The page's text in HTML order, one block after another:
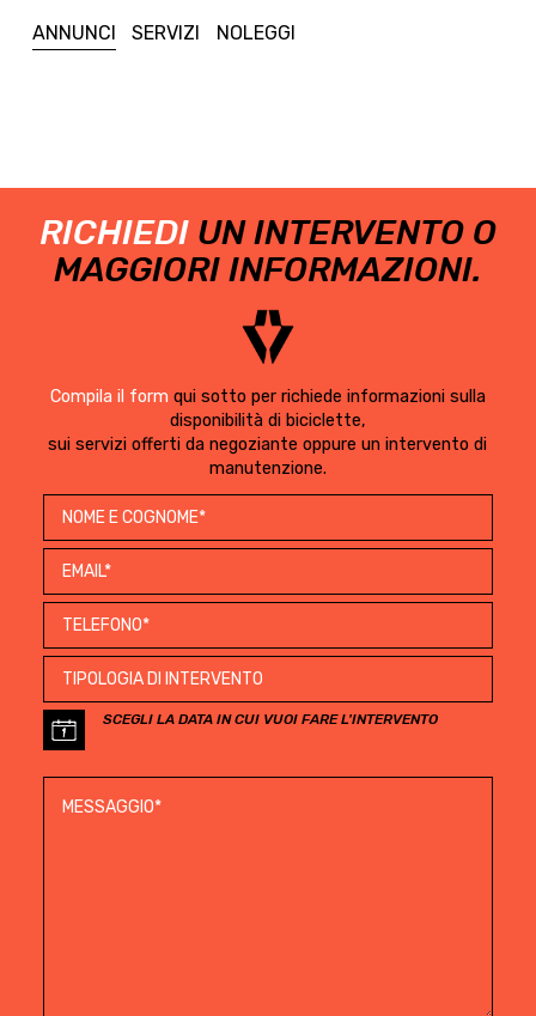
ANNUNCI SERVIZI NOLEGGI
RICHIEDIUN INTERVENTO O
MAGGIORI INFORMAZIONI.
Compila il form qui sotto per richiede informazioni sulla
disponibilità di biciclette,
sui servizi offerti da negoziante oppure un intervento di
manutenzione.
SCEGLI LA DATA IN CUI VUOI FARE L'INTERVENTO